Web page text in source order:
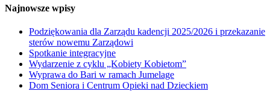
Link
Najnowsze wpisy
Podziękowania dla Zarządu kadencji 2025/2026 i przekazanie
sterów nowemu Zarządowi
Spotkanie integracyjne
Wydarzenie z cyklu „Kobiety Kobietom”
Wyprawa do Bari w ramach Jumelage
Dom Seniora i Centrum Opieki nad Dzieckiem